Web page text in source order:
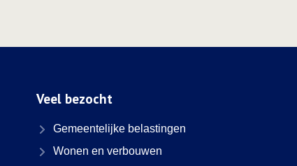
Veel bezocht
Gemeentelijke belastingen
Wonen en verbouwen